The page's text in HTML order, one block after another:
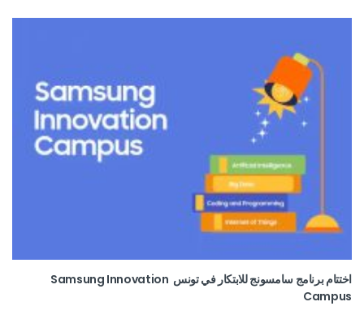
اختتام برنامج سامسونج للابتكار في تونس Samsung Innovation
Campus